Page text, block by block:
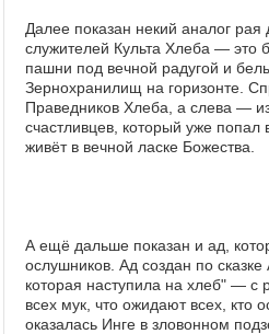
Далее показан некий аналог
служителей Культа Хлеба — это
пашни под вечной радугой и
Зернохранилищ на горизонте.
Праведников Хлеба, а слева —
счастливцев, который уже
живёт в вечной ласке Божества.
А ещё дальше показан и ад,
ослушников. Ад создан по
которая наступила на хлеб" — с
всех мук, что ожидают всех, кто
оказалась Инге в зловонном